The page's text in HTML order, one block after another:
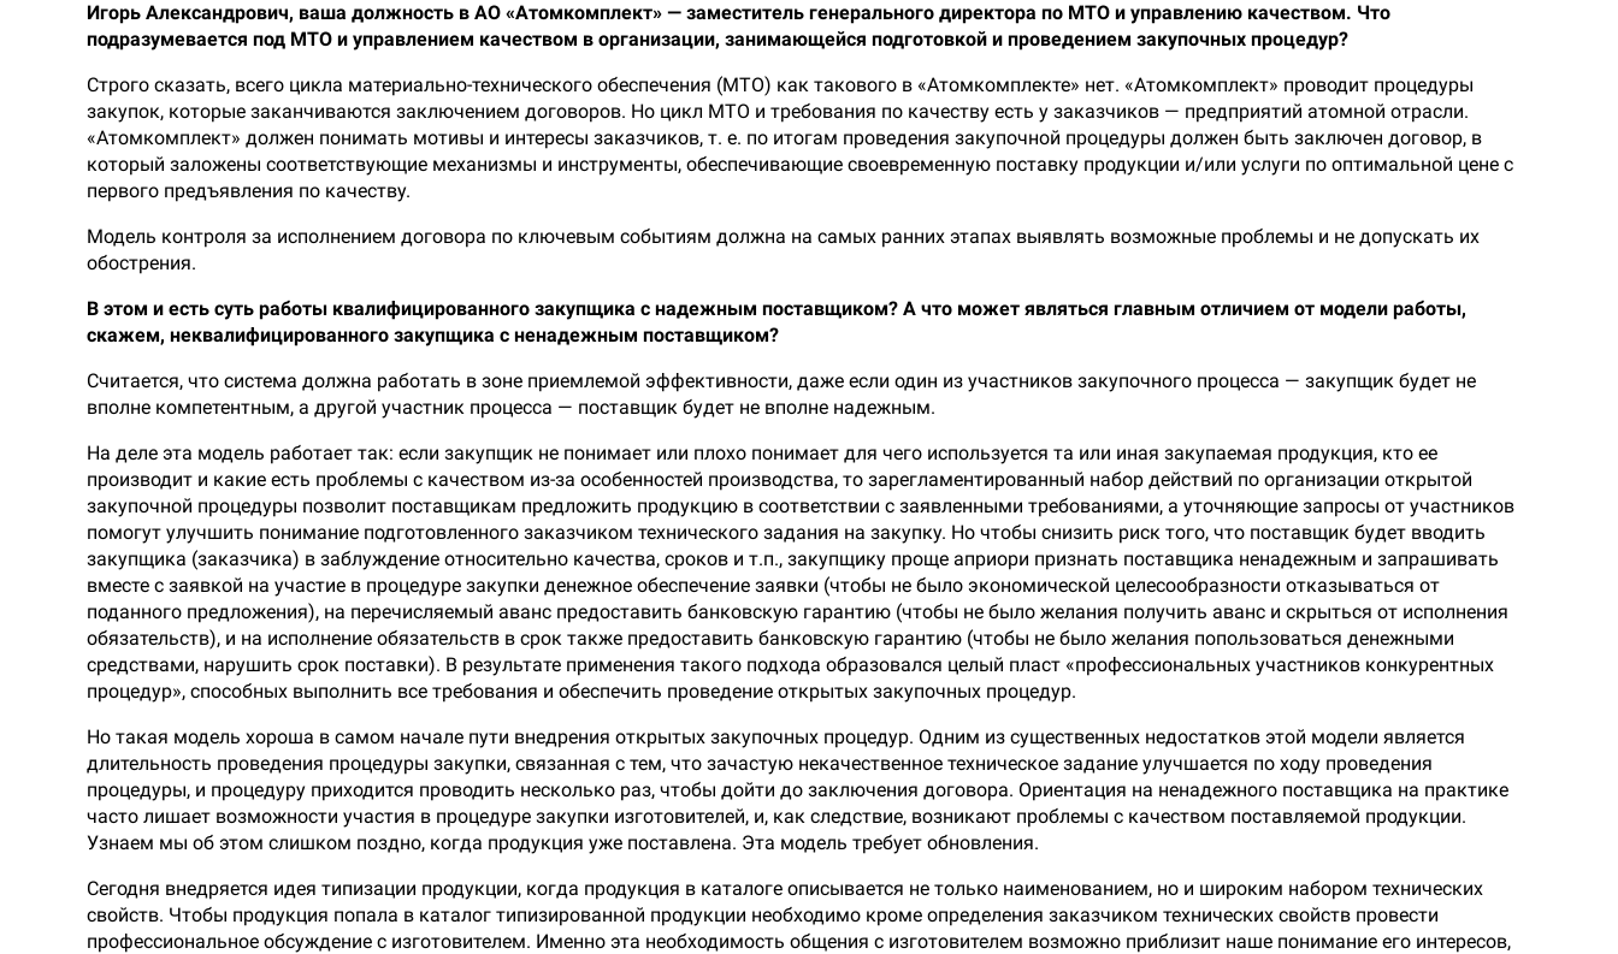
Игорь Александрович, ваша должность в АО «Атомкомплект» — заместитель генерального директора по МТО и управлению качеством. Что
подразумевается под МТО и управлением качеством в организации, занимающейся подготовкой и проведением закупочных процедур?
Строго сказать, всего цикла материально-технического обеспечения (МТО) как такового в «Атомкомплекте» нет. «Атомкомплект» проводит процедуры
закупок, которые заканчиваются заключением договоров. Но цикл МТО и требования по качеству есть у заказчиков — предприятий атомной отрасли.
«Атомкомплект» должен понимать мотивы и интересы заказчиков, т. е. по итогам проведения закупочной процедуры должен быть заключен договор, в
который заложены соответствующие механизмы и инструменты, обеспечивающие своевременную поставку продукции и/или услуги по оптимальной цене с
первого предъявления по качеству.
Модель контроля за исполнением договора по ключевым событиям должна на самых ранних этапах выявлять возможные проблемы и не допускать их
обострения.
В этом и есть суть работы квалифицированного закупщика с надежным поставщиком? А что может являться главным отличием от модели работы,
скажем, неквалифицированного закупщика с ненадежным поставщиком?
Считается, что система должна работать в зоне приемлемой эффективности, даже если один из участников закупочного процесса — закупщик будет не
вполне компетентным, а другой участник процесса — поставщик будет не вполне надежным.
На деле эта модель работает так: если закупщик не понимает или плохо понимает для чего используется та или иная закупаемая продукция, кто ее
производит и какие есть проблемы с качеством из-за особенностей производства, то зарегламентированный набор действий по организации открытой
закупочной процедуры позволит поставщикам предложить продукцию в соответствии с заявленными требованиями, а уточняющие запросы от участников
помогут улучшить понимание подготовленного заказчиком технического задания на закупку. Но чтобы снизить риск того, что поставщик будет вводить
закупщика (заказчика) в заблуждение относительно качества, сроков и т.п., закупщику проще априори признать поставщика ненадежным и запрашивать
вместе с заявкой на участие в процедуре закупки денежное обеспечение заявки (чтобы не было экономической целесообразности отказываться от
поданного предложения), на перечисляемый аванс предоставить банковскую гарантию (чтобы не было желания получить аванс и скрыться от исполнения
обязательств), и на исполнение обязательств в срок также предоставить банковскую гарантию (чтобы не было желания попользоваться денежными
средствами, нарушить срок поставки). В результате применения такого подхода образовался целый пласт «профессиональных участников конкурентных
процедур», способных выполнить все требования и обеспечить проведение открытых закупочных процедур.
Но такая модель хороша в самом начале пути внедрения открытых закупочных процедур. Одним из существенных недостатков этой модели является
длительность проведения процедуры закупки, связанная с тем, что зачастую некачественное техническое задание улучшается по ходу проведения
процедуры, и процедуру приходится проводить несколько раз, чтобы дойти до заключения договора. Ориентация на ненадежного поставщика на практике
часто лишает возможности участия в процедуре закупки изготовителей, и, как следствие, возникают проблемы с качеством поставляемой продукции.
Узнаем мы об этом слишком поздно, когда продукция уже поставлена. Эта модель требует обновления.
Сегодня внедряется идея типизации продукции, когда продукция в каталоге описывается не только наименованием, но и широким набором технических
свойств. Чтобы продукция попала в каталог типизированной продукции необходимо кроме определения заказчиком технических свойств провести
профессиональное обсуждение с изготовителем. Именно эта необходимость общения с изготовителем возможно приблизит наше понимание его интересов,